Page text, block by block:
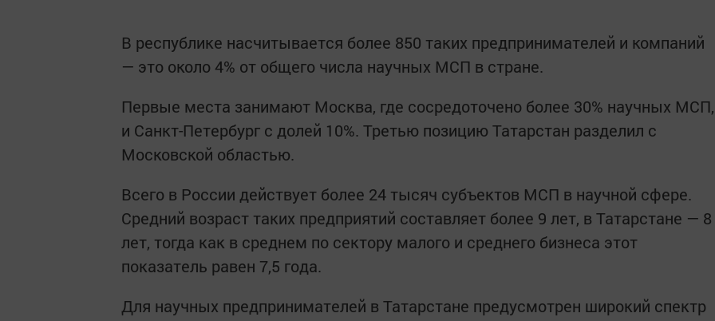
В республике насчитывается более 850 таких предпринимателей и компаний
— это около 4% от общего числа научных МСП в стране.
Первые места занимают Москва, где сосредоточено более 30% научных МСП,
и Санкт-Петербург с долей 10%. Третью позицию Татарстан разделил с
Московской областью.
Всего в России действует более 24 тысяч субъектов МСП в научной сфере.
Средний возраст таких предприятий составляет более 9 лет, в Татарстане — 8
лет, тогда как в среднем по сектору малого и среднего бизнеса этот
показатель равен 7,5 года.
Для научных предпринимателей в Татарстане предусмотрен широкий спектр